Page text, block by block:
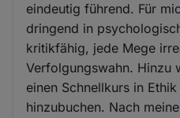
eindeutig führend. Für
dringend in
kritikfähig, jede Mege
Verfolgungswahn. Hinzu
einen Schnellkurs in
hinzubuchen. Nach